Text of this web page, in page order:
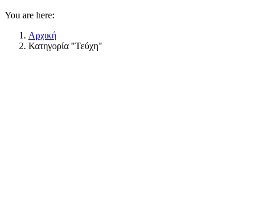
You are here:
Αρχική
Κατηγορία "Τεύχη"